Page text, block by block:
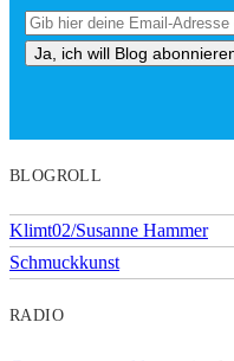
BLOGROLL
Klimt02/Susanne Hammer
Schmuckkunst
RADIO